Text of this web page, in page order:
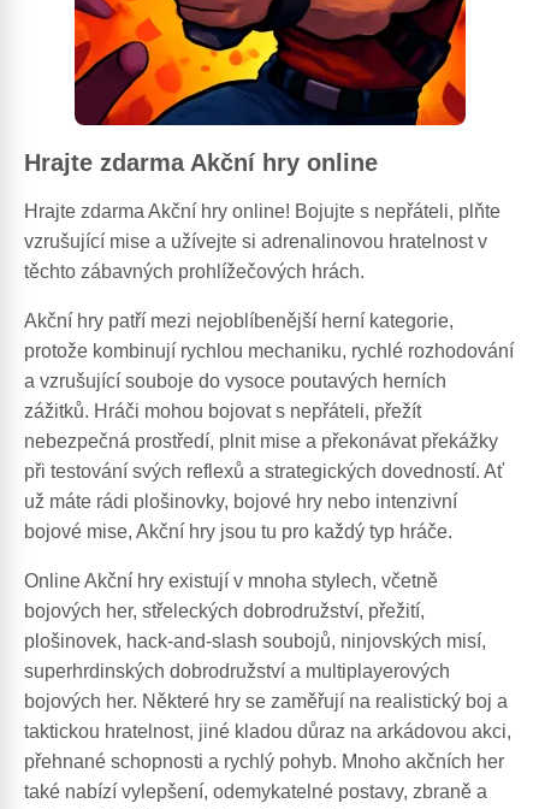
Hrajte zdarma Akční hry online
Hrajte zdarma Akční hry online! Bojujte s nepřáteli, plňte
vzrušující mise a užívejte si adrenalinovou hratelnost v
těchto zábavných prohlížečových hrách.
Akční hry patří mezi nejoblíbenější herní kategorie,
protože kombinují rychlou mechaniku, rychlé rozhodování
a vzrušující souboje do vysoce poutavých herních
zážitků. Hráči mohou bojovat s nepřáteli, přežít
nebezpečná prostředí, plnit mise a překonávat překážky
při testování svých reflexů a strategických dovedností. Ať
už máte rádi plošinovky, bojové hry nebo intenzivní
bojové mise, Akční hry jsou tu pro každý typ hráče.
Online Akční hry existují v mnoha stylech, včetně
bojových her, střeleckých dobrodružství, přežití,
plošinovek, hack-and-slash soubojů, ninjovských misí,
superhrdinských dobrodružství a multiplayerových
bojových her. Některé hry se zaměřují na realistický boj a
taktickou hratelnost, jiné kladou důraz na arkádovou akci,
přehnané schopnosti a rychlý pohyb. Mnoho akčních her
také nabízí vylepšení, odemykatelné postavy, zbraně a